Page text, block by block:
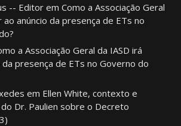
-- Editorem Como a Associação Geral
ao anúncio da presença de ETs no
a Associação Geral da IASD irá
presença de ETs no Governo do
em Ellen White, contexto e
Dr. Paulien sobre o Decreto